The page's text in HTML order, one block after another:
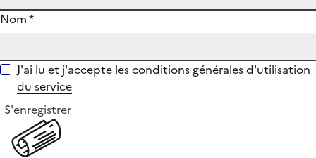
Nom*
J'ai lu et j'accepte les conditions générales d'utilisation
du service
S'enregistrer